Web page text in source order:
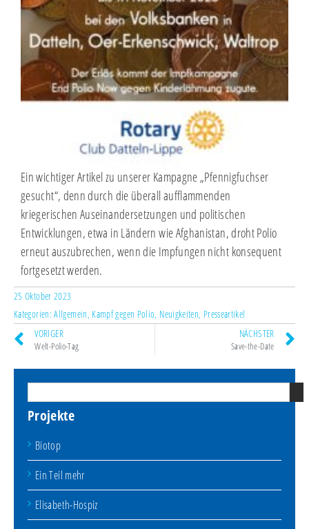
Projekte
Biotop
Ein Teil mehr
Elisabeth-Hospiz
Ein wichtiger Artikel zu unserer Kampagne „Pfennigfuchser
gesucht“, denn durch die überall aufflammenden
kriegerischen Auseinandersetzungen und politischen
Entwicklungen, etwa in Ländern wie Afghanistan, droht Polio
erneut auszubrechen, wenn die Impfungen nicht konsequent
fortgesetzt werden.
25 Oktober 2023
Kategorien: Allgemein, Kampf gegen Polio, Neuigkeiten, Presseartikel
VORIGER
Welt-Polio-Tag
NÄCHSTER
Save-the-Date